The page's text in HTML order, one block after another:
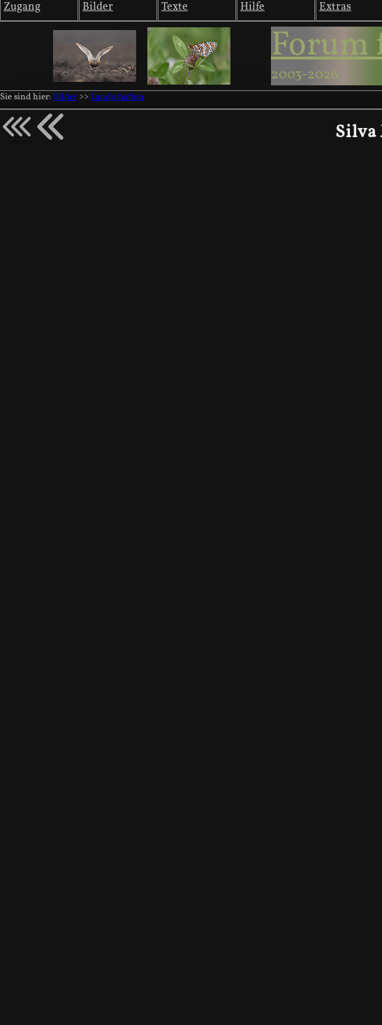
Zugang Bilder Texte Hilfe Extras
Forum
2003-2026
Sie sind hier: Bilder >> Landschaften
Silva